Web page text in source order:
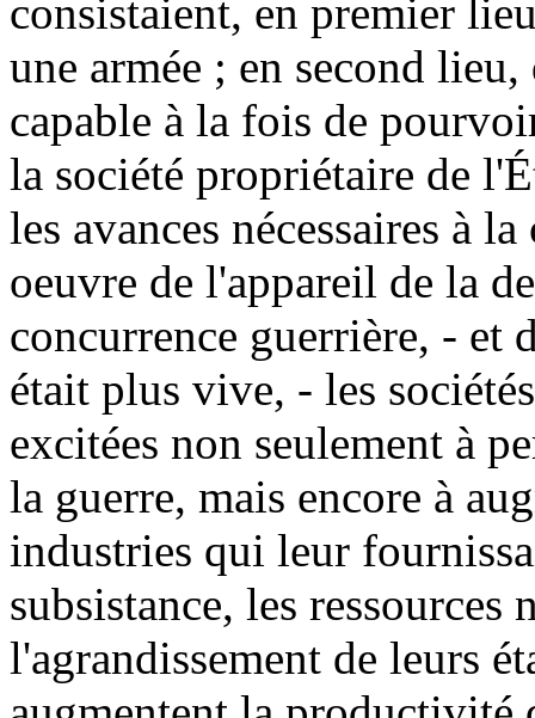
consistaient, en premier
une armée ; en second
capable à la fois de
la société propriétaire de
les avances nécessaires à
oeuvre de l'appareil de la
concurrence guerrière, - et
était plus vive, - les
excitées non seulement à
la guerre, mais encore à
industries qui leur
subsistance, les ressources
l'agrandissement de leurs